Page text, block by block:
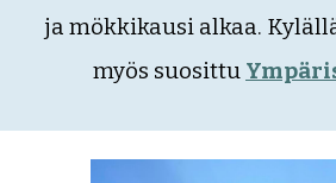
ja mökkikausi alkaa.
myös suosittu